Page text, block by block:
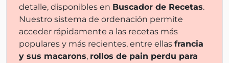
detalle, disponibles en Buscador de Recetas.
Nuestro sistema de ordenación permite
acceder rápidamente a las recetas más
populares y más recientes, entre ellas francia
y sus macarons, rollos de pain perdu para